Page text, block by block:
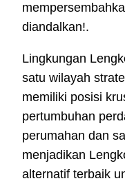
diandalkan!.
Lingkungan
satu wilayah
memiliki posisi
pertumbuhan
perumahan dan
menjadikan
alternatif terbaik